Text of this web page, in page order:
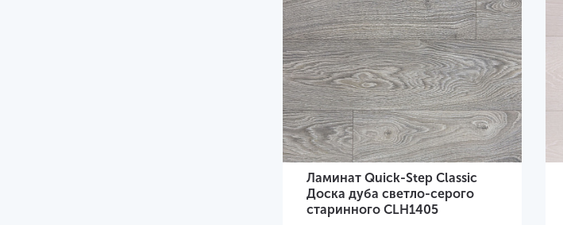
Ламинат Quick-Step Classic
Доска дуба светло-серого
старинного CLH1405